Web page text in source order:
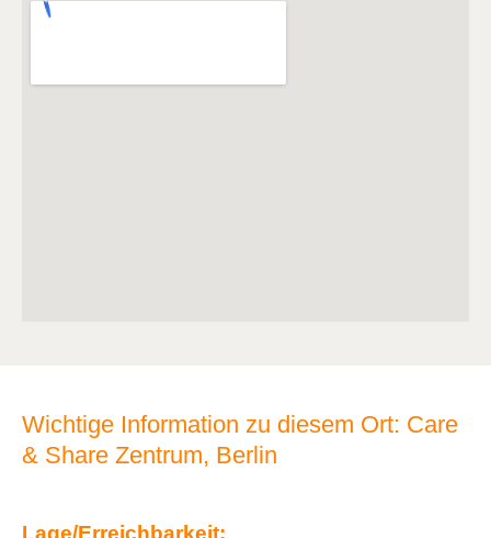
Wichtige Information zu diesem Ort: Care
& Share Zentrum, Berlin
Lage/Erreichbarkeit: